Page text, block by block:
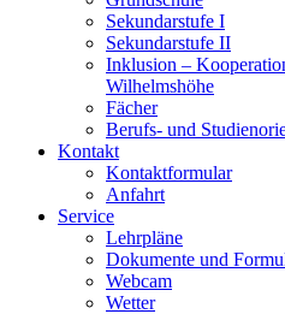
Sekundarstufe I
Sekundarstufe II
Inklusion –
Wilhelmshöhe
Fächer
Berufs- und
Kontakt
Kontaktformular
Anfahrt
Service
Lehrpläne
Dokumente und
Webcam
Wetter